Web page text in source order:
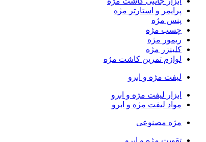
پرایمر و استارتر مژه
پنس مژه
چسب مژه
ریمور مژه
کلینزر مژه
لوازم تمرین کاشت مژه
لیفت مژه و ابرو
ابزار لیفت مژه و ابرو
مواد لیفت مژه و ابرو
مژه مصنوعی
تقویت مژه و ابرو